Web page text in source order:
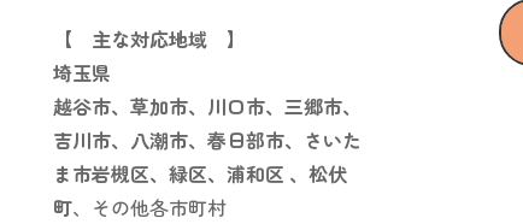
【 主な対応地域 】
埼玉県
越谷市、草加市、川口市、三郷市、
吉川市、八潮市、春日部市、さいた
ま市岩槻区、緑区、浦和区 、 松伏
町、その他各市町村